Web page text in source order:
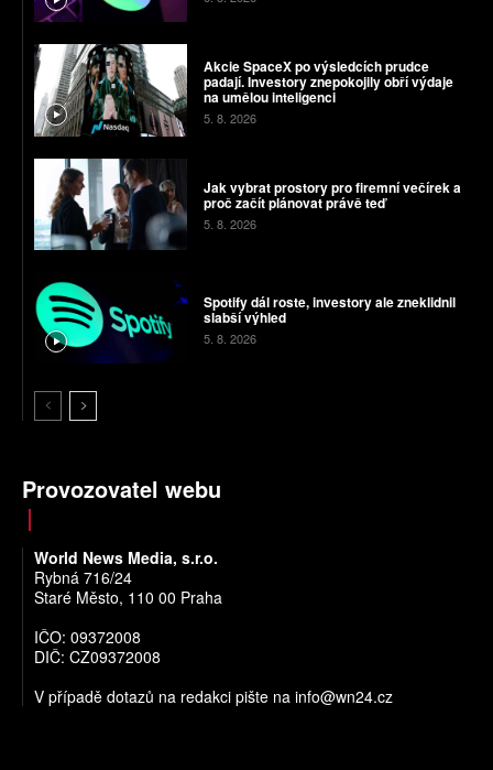
Akcie SpaceX po výsledcích prudce
padají. Investory znepokojily obří výdaje
na umělou inteligenci
5. 8. 2026
Jak vybrat prostory pro firemní večírek a
proč začít plánovat právě teď
5. 8. 2026
Spotify dál roste, investory ale zneklidnil
slabší výhled
5. 8. 2026
Provozovatel webu
World News Media, s.r.o.
Rybná 716/24
Staré Město, 110 00 Praha
IČO: 09372008
DIČ: CZ09372008
V případě dotazů na redakci pište na info@wn24.cz